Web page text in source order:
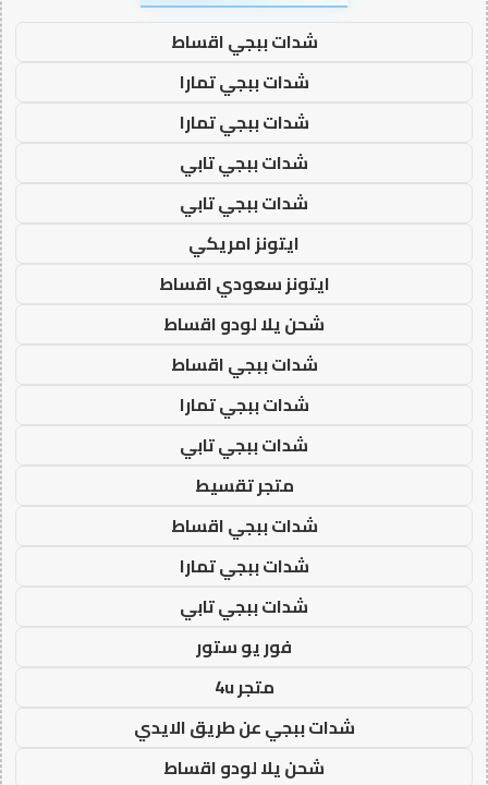
شدات ببجي اقساط
شدات ببجي تمارا
شدات ببجي تمارا
شدات ببجي تابي
شدات ببجي تابي
ايتونز امريكي
ايتونز سعودي اقساط
شحن يلا لودو اقساط
شدات ببجي اقساط
شدات ببجي تمارا
شدات ببجي تابي
متجر تقسيط
شدات ببجي اقساط
شدات ببجي تمارا
شدات ببجي تابي
فور يو ستور
متجر 4u
شدات ببجي عن طريق الايدي
شحن يلا لودو اقساط